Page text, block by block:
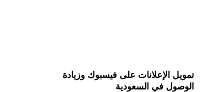
تمويل الإعلانات على فيسبوك وزيادة
الوصول في السعودية